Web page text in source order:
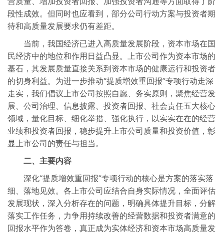
段性成效。但同时也应看到，部分公司行动方案与投资者期
待和高质量发展要求仍有差距。
当前，我国经济已进入高质量发展阶段，资本市场在国
民经济中的地位和作用日益凸显。上市公司作为资本市场的
基石，其发展质量直接关系到资本市场的健康运行和投资者
的切身利益。为进一步推动“提质增效重回报”专项行动走深
走实，我们倡议上市公司按照自愿、务实原则，聚焦经营发
展、公司治理、信息披露、投资者回报、社会责任五大核心
领域，量化目标、细化举措、强化执行，以实实在在的经营
业绩和投资者回报，稳步提升上市公司质量和投资价值，彰
显上市公司的责任与担当。
二、主要内容
深化“提质增效重回报”专项行动的核心是方案的落实落
细、落地见效。各上市公司应结合自身实际情况，全面评估
发展现状，深入分析存在的问题，明确具体提升目标，分解
落实工作任务，力争用持续改善的经营数据和投资者满意的
回报水平作为答卷，真正成为实体经济和资本市场高质量发